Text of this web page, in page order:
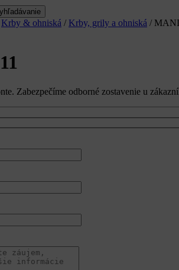
Krby & ohniská / Krby, grily a ohniská /
Zabezpečíme odborné zostavenie u